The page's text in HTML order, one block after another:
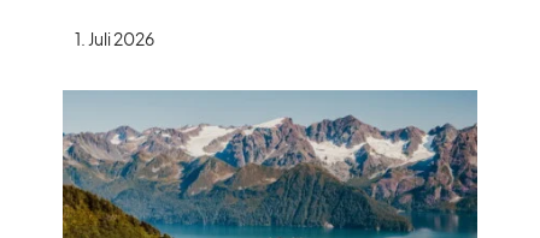
1. Juli 2026